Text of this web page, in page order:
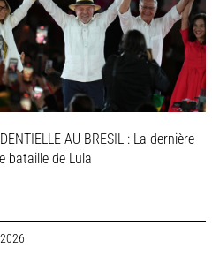
AU BRESIL : La dernière
bataille de Lula